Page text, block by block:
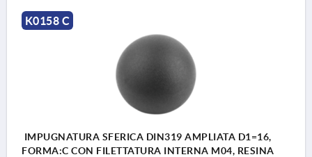
K0158 C
IMPUGNATURA SFERICA DIN319 AMPLIATA D1=16,
FORMA:C CON FILETTATURA INTERNA M04, RESINA